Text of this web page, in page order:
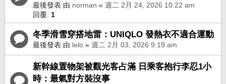
最後發表 由 norman « 週二 2月 24, 2026 10:22 am
回覆: 1
冬季滑雪穿搭地雷：UNIQLO 發熱衣不適合運動
最後發表 由 lelo « 週二 2月 03, 2026 9:19 am
新幹線置物架被觀光客占滿 日乘客抱行李忍1小
時：最氣對方裝沒事